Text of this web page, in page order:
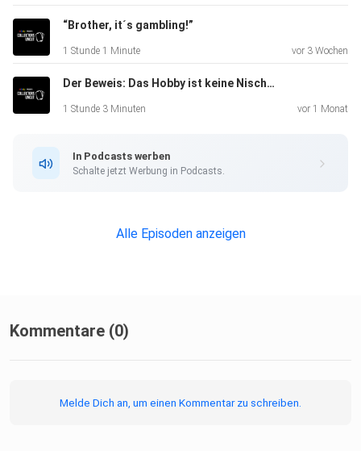
und
⁠⁠⁠⁠⁠⁠⁠⁠⁠⁠⁠⁠⁠⁠⁠⁠⁠⁠⁠⁠⁠⁠⁠⁠⁠⁠⁠⁠⁠⁠⁠⁠⁠⁠⁠⁠⁠⁠⁠⁠⁠⁠⁠⁠⁠⁠⁠⁠⁠⁠⁠⁠⁠⁠SbensiSleeves⁠
“Brother, it´s gambling!”
1 Stunde 1 Minute vor 3 Wochen
Der Beweis: Das Hobby ist keine Nische mehr!
1 Stunde 3 Minuten vor 1 Monat
In Podcasts werben
Schalte jetzt Werbung in Podcasts.
Alle Episoden anzeigen
Kommentare (0)
Melde Dich an, um einen Kommentar zu schreiben.